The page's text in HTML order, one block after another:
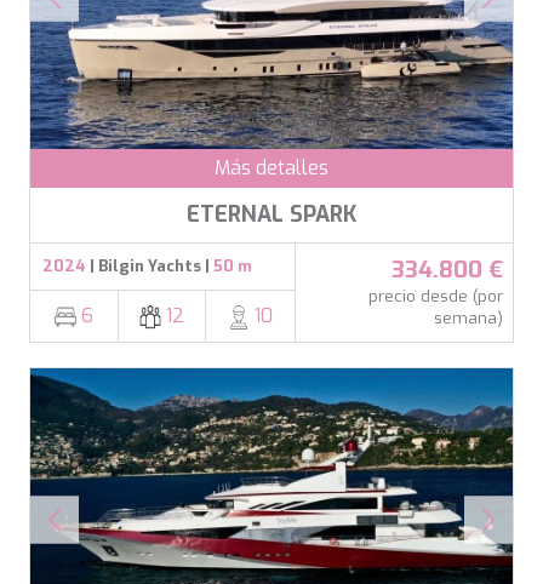
Más detalles
ETERNAL SPARK
2024 | Bilgin Yachts | 50 m
6 12 10
334.800 €
precio desde (por
semana)